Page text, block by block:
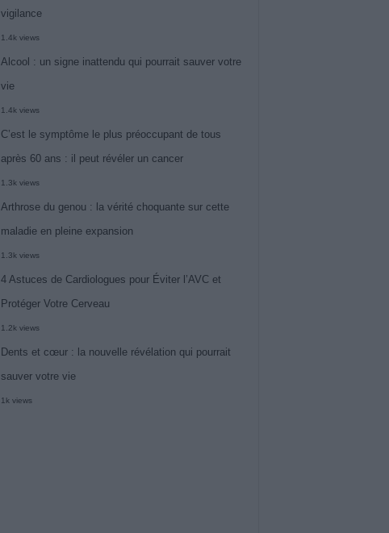
vigilance
1.4k views
Alcool : un signe inattendu qui pourrait sauver votre
vie
1.4k views
C’est le symptôme le plus préoccupant de tous
après 60 ans : il peut révéler un cancer
1.3k views
Arthrose du genou : la vérité choquante sur cette
maladie en pleine expansion
1.3k views
4 Astuces de Cardiologues pour Éviter l’AVC et
Protéger Votre Cerveau
1.2k views
Dents et cœur : la nouvelle révélation qui pourrait
sauver votre vie
1k views